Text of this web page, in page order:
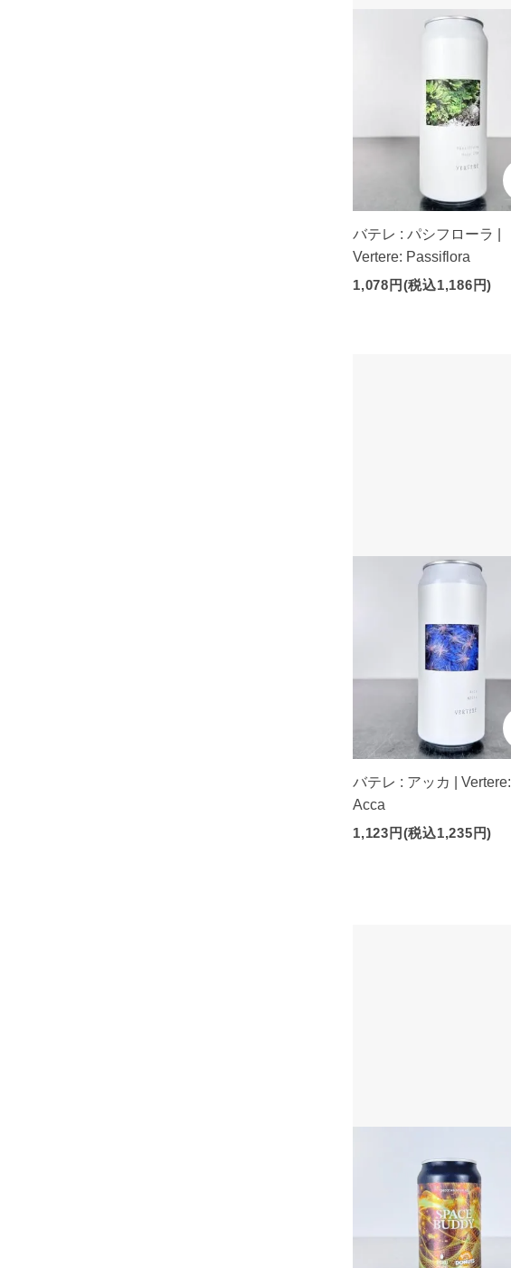
バテレ : パシフローラ |
Vertere: Passiflora
1,078円(税込1,186円)
バテレ : アッカ | Vertere:
Acca
1,123円(税込1,235円)